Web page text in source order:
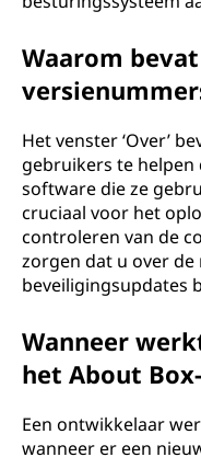
Waarom
Het venster ‘Over’
gebruikers te helpen
software die ze
cruciaal voor het
controleren van de
zorgen dat u over
beveiligingsupdates
Wanneer
het About
Een ontwikkelaar
wanneer er een